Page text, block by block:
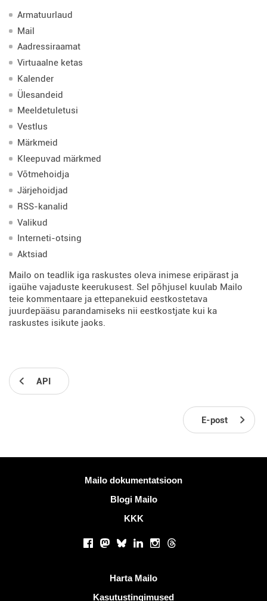
Armatuurlaud
Mail
Aadressiraamat
Virtuaalne ketas
Kalender
Ülesandeid
Meeldetuletusi
Vestlus
Märkmeid
Kleepuvad märkmed
Võtmehoidja
Järjehoidjad
RSS-kanalid
Valikud
Interneti-otsing
Aktsiad
Mailo on teadlik iga raskustes oleva inimese eripärast ja
igaühe vajaduste keerukusest. Sel põhjusel kuulab Mailo
teie kommentaare ja ettepanekuid eestkostetava
juurdepääsu parandamiseks nii eestkostjate kui ka
raskustes isikute jaoks.
API
E-post
Rohkem informatsiooniMailo dokumentatsioon
Blogi Mailo
KKK
Facebook
Mastodon
BlueskyLinkedInInstagram
Threads
Harta Mailo
Kasutustingimused